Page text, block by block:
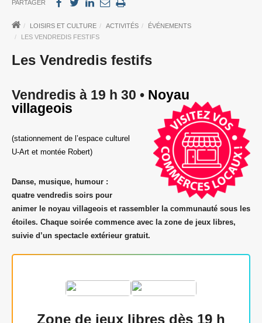
PARTAGER
LOISIRS ET CULTURE ACTIVITÉS
ÉVÉNEMENTS
LES VENDREDIS FESTIFS
Les Vendredis festifs
Vendredis à 19 h 30 • Noyau
villageois
(stationnement de l’espace culturel
U-Art et montée Robert)
Danse, musique, humour :
quatre vendredis soirs pour
animer le noyau villageois et rassembler la communauté sous les
étoiles. Chaque soirée commence avec la zone de jeux libres,
suivie d’un spectacle extérieur gratuit.
Zone de jeux libres dès 19 h